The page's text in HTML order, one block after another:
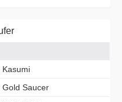
Kasumi
Gold Saucer